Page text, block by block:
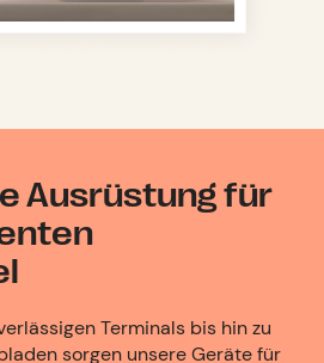
Ausrüstung für
Terminals bis hin zu
sorgen unsere Geräte für